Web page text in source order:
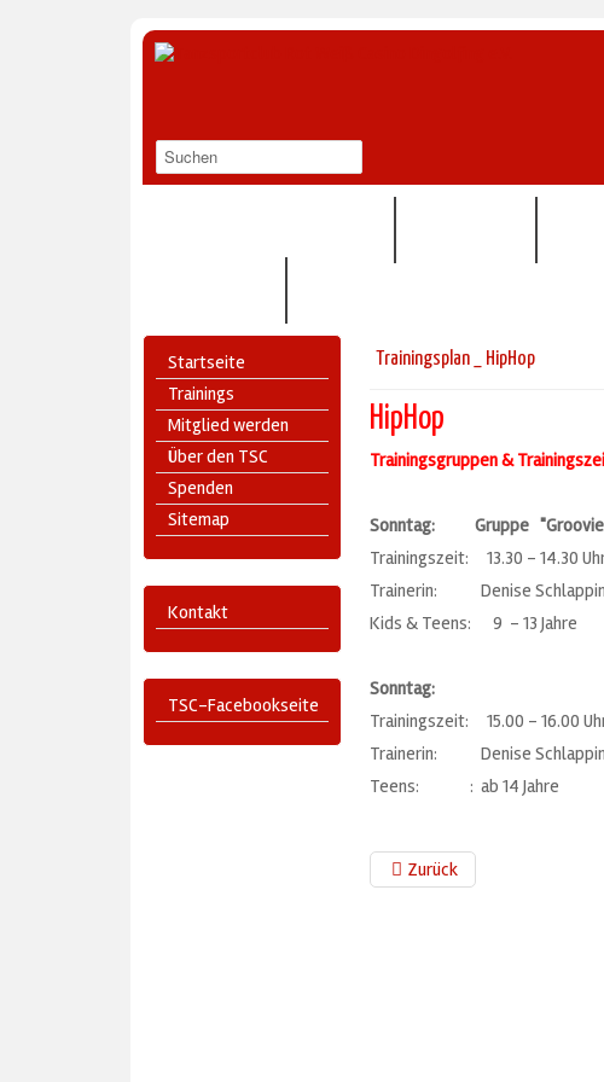
Startseite
Trainings
Mitglied werden
Über den TSC
Spenden
Sitemap
Kontakt
TSC-Facebookseite
Trainingsplan _ HipHop
HipHop
Trainingsgruppen &
Sonntag: Gruppe
Trainingszeit: 13.30 – 14.30
Trainerin: Denise
Kids & Teens: 9 - 13 Jahre
Sonntag:
Trainingszeit: 15.00 – 16.00
Trainerin: Denise
Teens: : ab 14 Jahre
Zurück